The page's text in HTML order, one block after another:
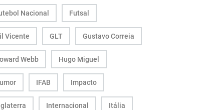
Nacional Futsal
Vicente GLT Gustavo Correia
Webb Hugo Miguel
IFAB Impacto
Internacional Itália